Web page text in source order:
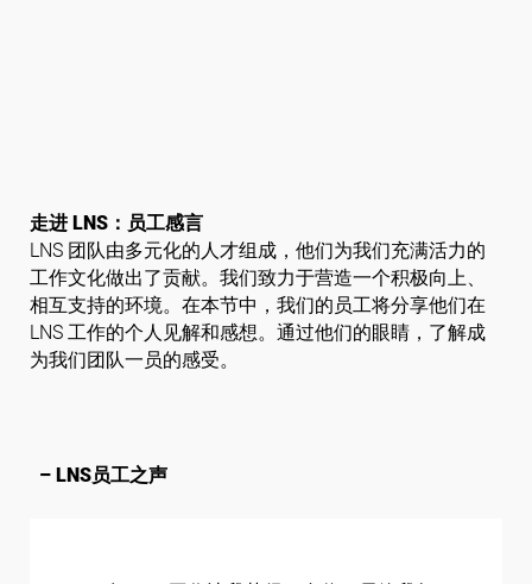
走进 LNS：员工感言
LNS 团队由多元化的人才组成，他们为我们充满活力的
工作文化做出了贡献。我们致力于营造一个积极向上、
相互支持的环境。在本节中，我们的员工将分享他们在
LNS 工作的个人见解和感想。通过他们的眼睛，了解成
为我们团队一员的感受。
– LNS员工之声